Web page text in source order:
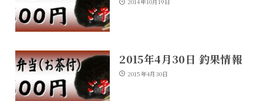
2015年4月30日 釣果情報
2015年4月30日